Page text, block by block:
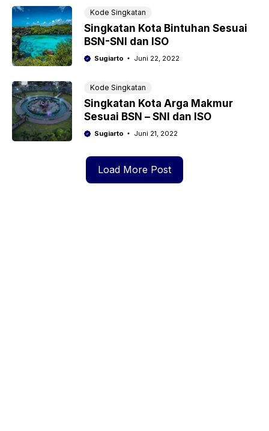
Kode Singkatan
Singkatan Kota Bintuhan Sesuai
BSN-SNI dan ISO
Sugiarto Juni 22, 2022
Kode Singkatan
Singkatan Kota Arga Makmur
Sesuai BSN – SNI dan ISO
Sugiarto Juni 21, 2022
Load More Post